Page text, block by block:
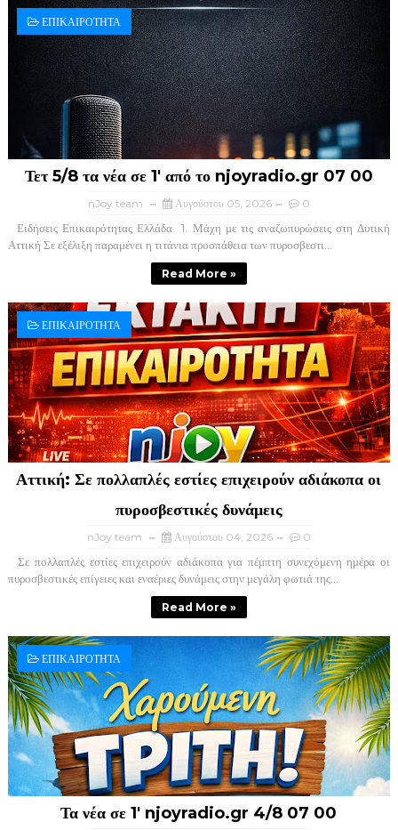
ΕΠΙΚΑΙΡΟΤΗΤΑ
Τετ 5/8 τα νέα σε 1' από το njoyradio.gr 07 00
nJoy team Αυγούστου 05, 2026 0
Ειδήσεις Επικαιρότητας Ελλάδα ​ 1. Μάχη με τις αναζωπυρώσεις στη Δυτική
Αττική ​Σε εξέλιξη παραμένει η τιτάνια προσπάθεια των πυροσβεστι...
Read More »
ΕΠΙΚΑΙΡΟΤΗΤΑ
Αττική: Σε πολλαπλές εστίες επιχειρούν αδιάκοπα οι
πυροσβεστικές δυνάμεις
nJoy team Αυγούστου 04, 2026 0
Σε πολλαπλές εστίες επιχειρούν αδιάκοπα για πέμπτη συνεχόμενη ημέρα οι
πυροσβεστικές επίγειες και εναέριες δυνάμεις στην μεγάλη φωτιά της...
Read More »
ΕΠΙΚΑΙΡΟΤΗΤΑ
Τα νέα σε 1' njoyradio.gr 4/8 07 00